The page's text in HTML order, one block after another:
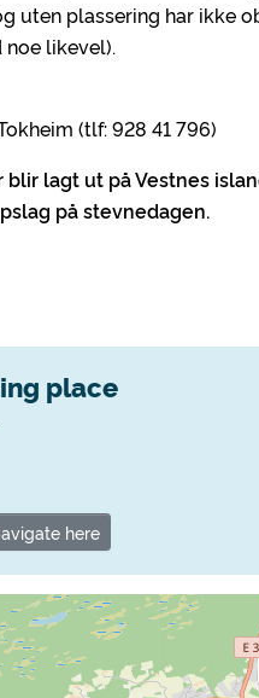
uten plassering har ikke
noe likevel).
(tlf: 928 41 796)
lagt ut på Vestnes
på stevnedagen.
place
here